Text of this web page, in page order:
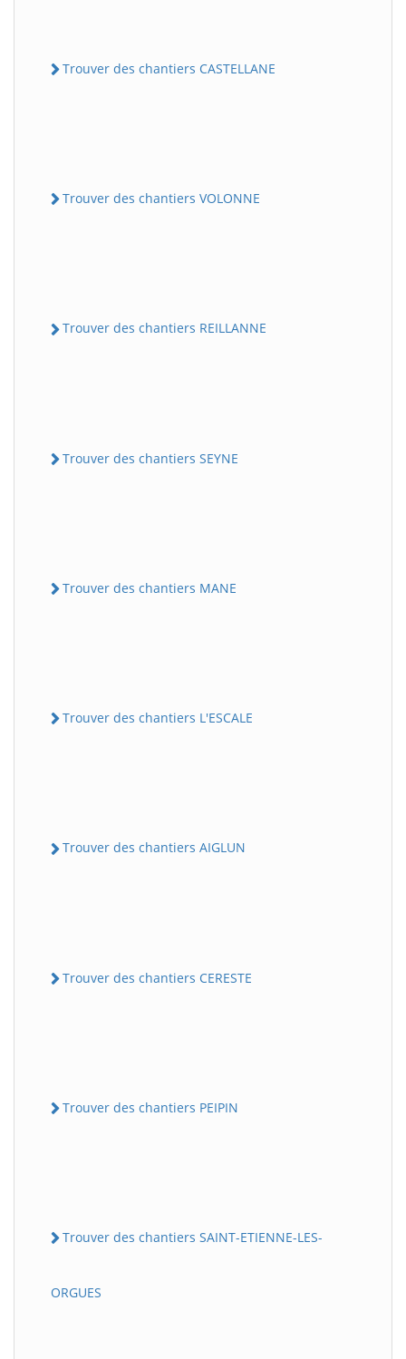
Trouver des chantiers CASTELLANE
Trouver des chantiers VOLONNE
Trouver des chantiers REILLANNE
Trouver des chantiers SEYNE
Trouver des chantiers MANE
Trouver des chantiers L'ESCALE
Trouver des chantiers AIGLUN
Trouver des chantiers CERESTE
Trouver des chantiers PEIPIN
Trouver des chantiers SAINT-ETIENNE-LES-
ORGUES